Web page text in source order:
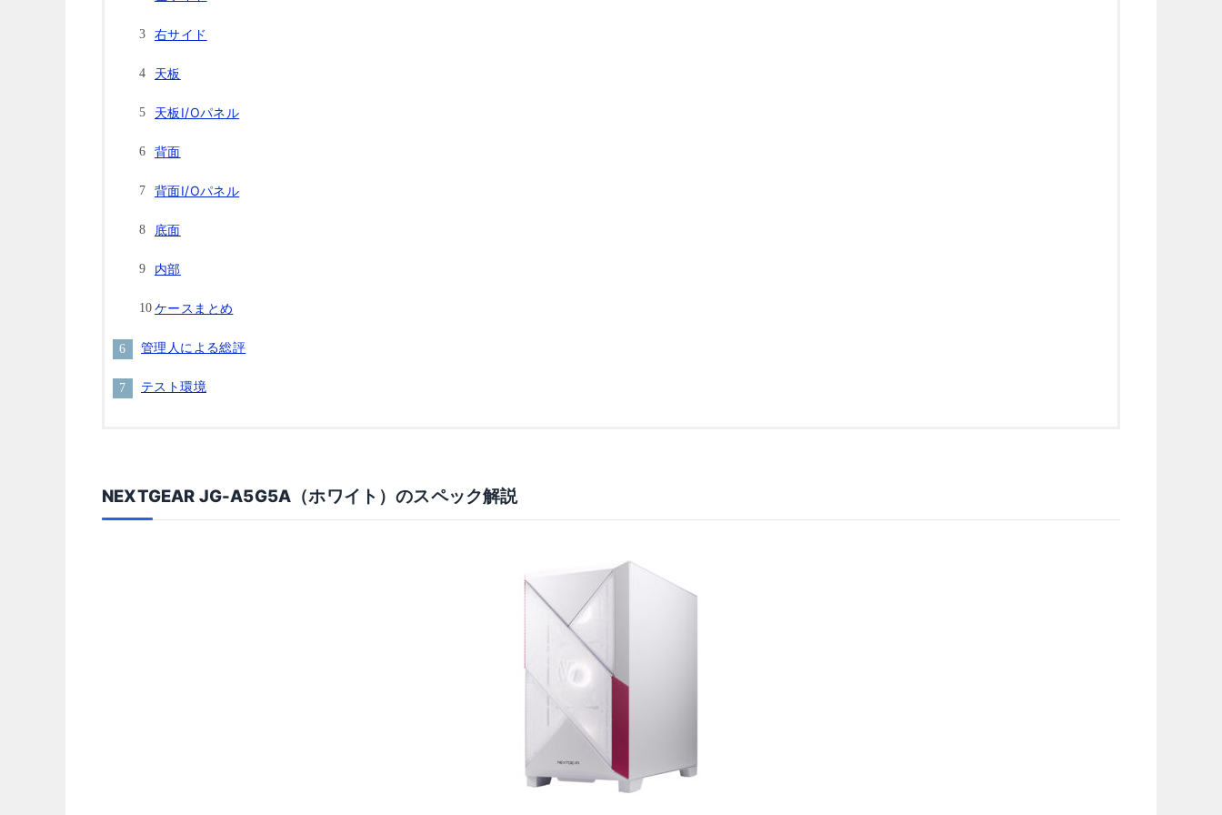
右サイド
天板
天板I/Oパネル
背面
背面I/Oパネル
底面
内部
ケースまとめ
管理人による総評
テスト環境
NEXTGEAR JG-A5G5A（ホワイト）のスペック解説